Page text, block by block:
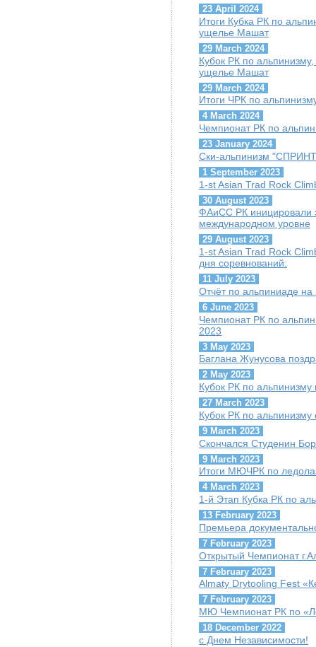
23 April 2024
Итоги Кубка РК по
ущелье Машат
29 March 2024
Кубок РК по
ущелье Машат
29 March 2024
Итоги ЧРК по
4 March 2024
Чемпионат РК по
23 January 2024
Ски-альпинизм
1 September 2023
1-st Asian Trad Rock
30 August 2023
ФАиСС РК иницировали
международном уровне
29 August 2023
1-st Asian Trad Rock
дня соревнований:
11 July 2023
Отчёт по альпиниаде
6 June 2023
Чемпионат РК по
2023
3 May 2023
Баглана Жунусова
2 May 2023
Кубок РК по альпинизму
27 March 2023
Кубок РК по альпинизму
9 March 2023
Скончался Студенин
9 March 2023
Итоги МЮЧРК по
4 March 2023
1-й Этап Кубка РК по
13 February 2023
Премьера
7 February 2023
Открытый Чемпионат
7 February 2023
Almaty Drytooling Fest
7 February 2023
МЮ Чемпионат РК по
18 December 2022
с Днем Независимости!